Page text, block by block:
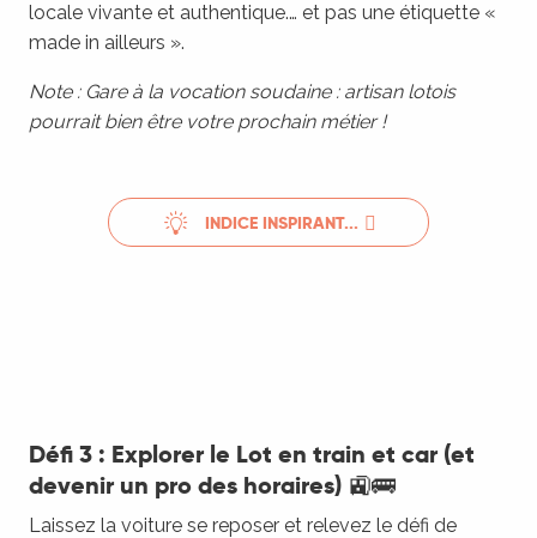
locale vivante et authentique.… et pas une étiquette «
made in ailleurs ».
Note : Gare à la vocation soudaine : artisan lotois
pourrait bien être votre prochain métier !
INDICE INSPIRANT...
Défi 3 : Explorer le Lot en train et car (et
devenir un pro des horaires) 🚉🚌
Laissez la voiture se reposer et relevez le défi de